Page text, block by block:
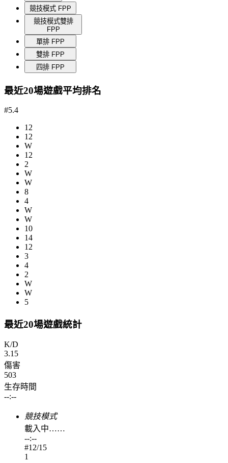
競技模式 FPP
競技模式雙排
FPP
單排 FPP
雙排 FPP
四排 FPP
最近20場遊戲平均排名
#5.4
12
12
W
12
2
W
W
8
4
W
W
10
14
12
3
4
2
W
W
5
最近20場遊戲統計
K/D
3.15
傷害
503
生存時間
--:--
競技模式
載入中……
--:--
#12/15
1